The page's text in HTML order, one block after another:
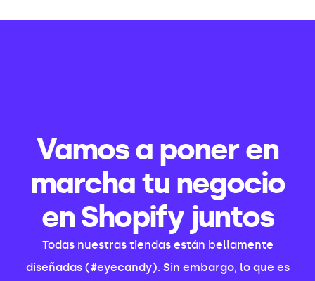
Vamos a poner en
marcha tu negocio
en Shopify juntos
Todas nuestras tiendas están bellamente
diseñadas (#eyecandy). Sin embargo, lo que es